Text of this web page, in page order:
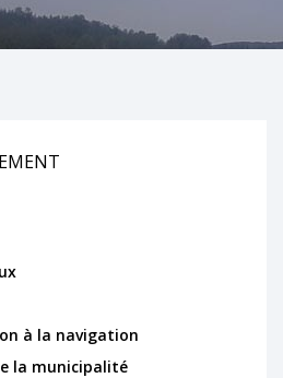
à la navigation
la municipalité